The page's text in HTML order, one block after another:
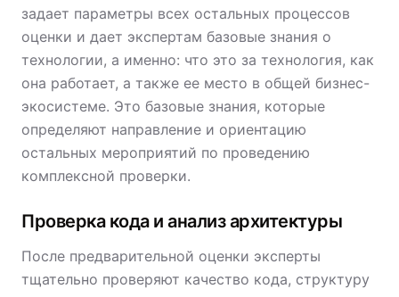
задает параметры всех остальных процессов
оценки и дает экспертам базовые знания о
технологии, а именно: что это за технология, как
она работает, а также ее место в общей бизнес-
экосистеме. Это базовые знания, которые
определяют направление и ориентацию
остальных мероприятий по проведению
комплексной проверки.
Проверка кода и анализ архитектуры
После предварительной оценки эксперты
тщательно проверяют качество кода, структуру